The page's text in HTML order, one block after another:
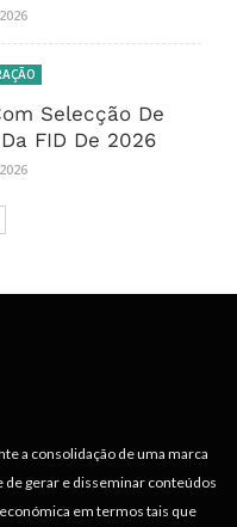
Selecção De
FID De 2026
a consolidação de uma marca
de gerar e disseminar conteúdos
em termos tais que